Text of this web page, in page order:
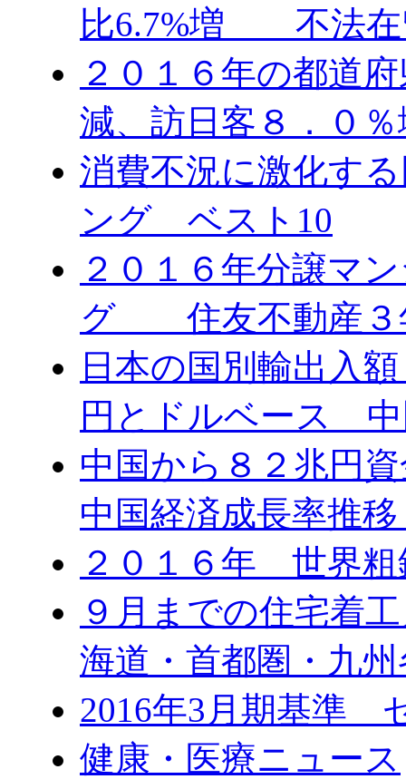
比6.7%増 不法在
２０１６年の都道
減、訪日客８．０
消費不況に激化す
ング ベスト10
２０１６年分譲マ
グ 住友不動産３
日本の国別輸出入
円とドルベース 中
中国から８２兆円
中国経済成長率推
２０１６年 世界粗
９月までの住宅着
海道・首都圏・九
2016年3月期基準
健康・医療ニュース